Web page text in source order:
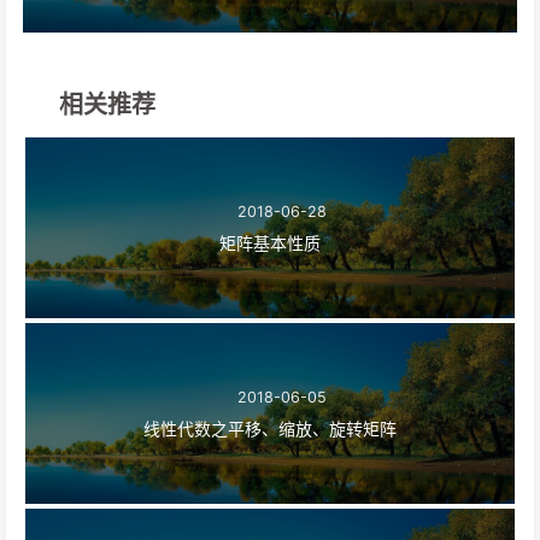
相关推荐
2018-06-28
矩阵基本性质
2018-06-05
线性代数之平移、缩放、旋转矩阵